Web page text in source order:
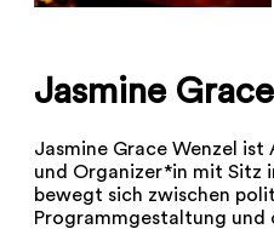
Jasmine
Jasmine Grace Wenzel
und Organizer*in mit Sitz
bewegt sich zwischen
Programmgestaltung